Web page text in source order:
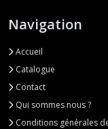
Navigation
Accueil
Catalogue
Contact
Qui sommes nous ?
Conditions générales